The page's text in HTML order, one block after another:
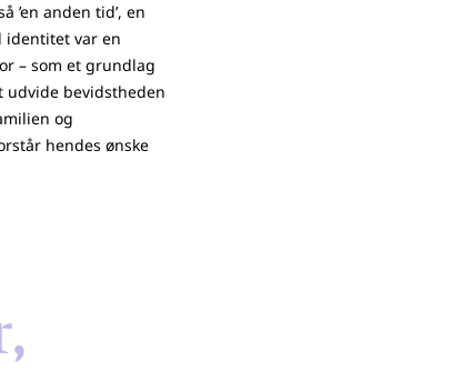
’en anden tid’, en
identitet var en
– som et grundlag
udvide bevidstheden
og
hendes ønske